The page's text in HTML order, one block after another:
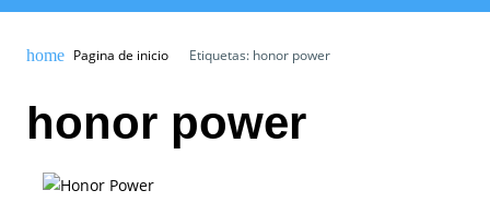
Pagina de inicio Etiquetas: honor power
honor power